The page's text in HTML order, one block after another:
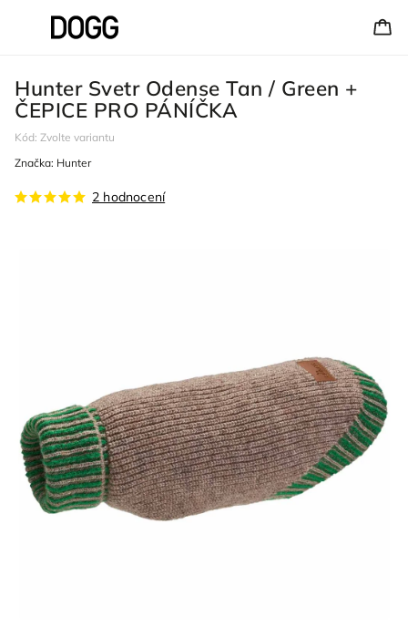
Hunter Svetr Odense Tan / Green +
ČEPICE PRO PÁNÍČKA
Kód: Zvolte variantu
2 hodnocení
Značka: Hunter